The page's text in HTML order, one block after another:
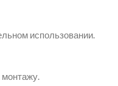
использовании.
монтажу.